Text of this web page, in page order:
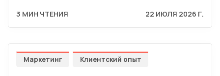
3 МИН ЧТЕНИЯ 22 ИЮЛЯ 2026 Г.
Маркетинг Клиентский опыт